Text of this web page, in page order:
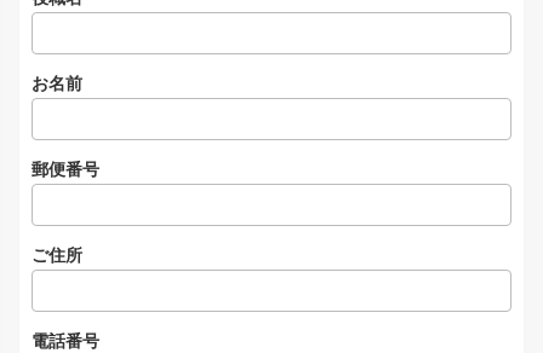
お名前
郵便番号
ご住所
電話番号